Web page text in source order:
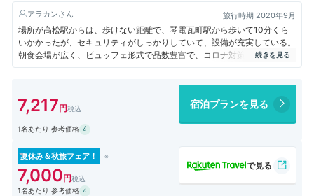
アラカン 旅行時期 2020年9月
場所が高松駅からは、歩けない距離で、琴電瓦町駅から歩いて10分くら
いかかったが、セキュリティがしっかりしていて、設備が充実している。
朝食会場が広く、ビュッフェ形式で品数豊富で、コロナ対策も万全なのに
安い。オススメです。
7,217 宿泊プランを見る
1名あたり 参考価格
夏休み＆秋旅フェア！
7,000
1名あたり 参考価格